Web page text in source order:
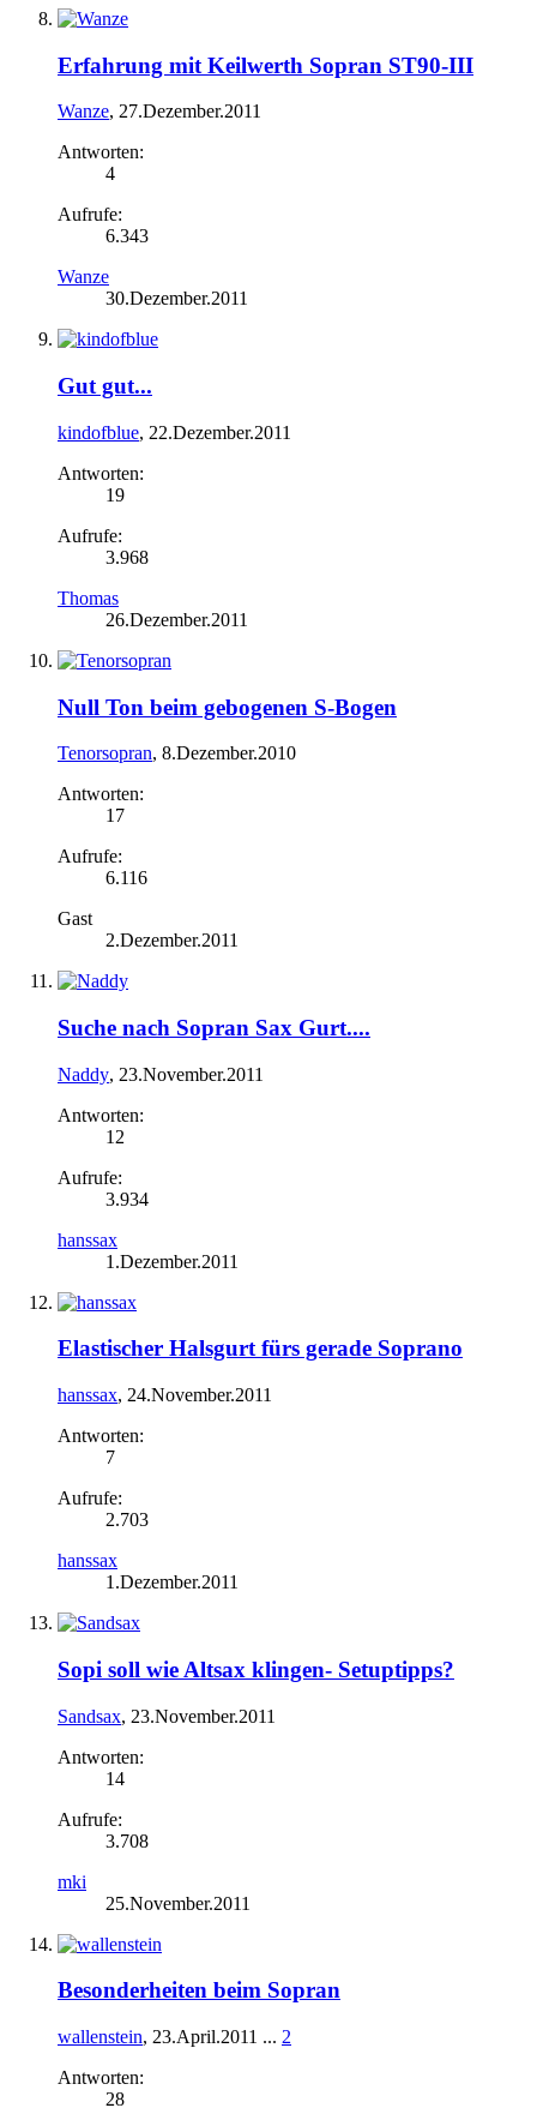
Erfahrung mit Keilwerth Sopran ST90-III
Wanze, 27.Dezember.2011
Antworten:
4
Aufrufe:
6.343
Wanze
30.Dezember.2011
Gut gut...
kindofblue, 22.Dezember.2011
Antworten:
19
Aufrufe:
3.968
Thomas
26.Dezember.2011
Null Ton beim gebogenen S-Bogen
Tenorsopran, 8.Dezember.2010
Antworten:
17
Aufrufe:
6.116
Gast
2.Dezember.2011
Suche nach Sopran Sax Gurt....
Naddy, 23.November.2011
Antworten:
12
Aufrufe:
3.934
hanssax
1.Dezember.2011
Elastischer Halsgurt fürs gerade Soprano
hanssax, 24.November.2011
Antworten:
7
Aufrufe:
2.703
hanssax
1.Dezember.2011
Sopi soll wie Altsax klingen- Setuptipps?
Sandsax, 23.November.2011
Antworten:
14
Aufrufe:
3.708
mki
25.November.2011
Besonderheiten beim Sopran
wallenstein, 23.April.2011 ... 2
Antworten:
28